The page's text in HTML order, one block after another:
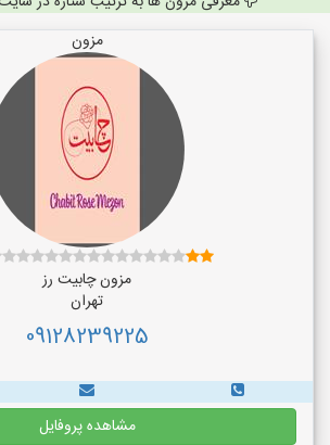
مزون
مزون چابیت رز
تهران
09128239225
مشاهده پروفایل